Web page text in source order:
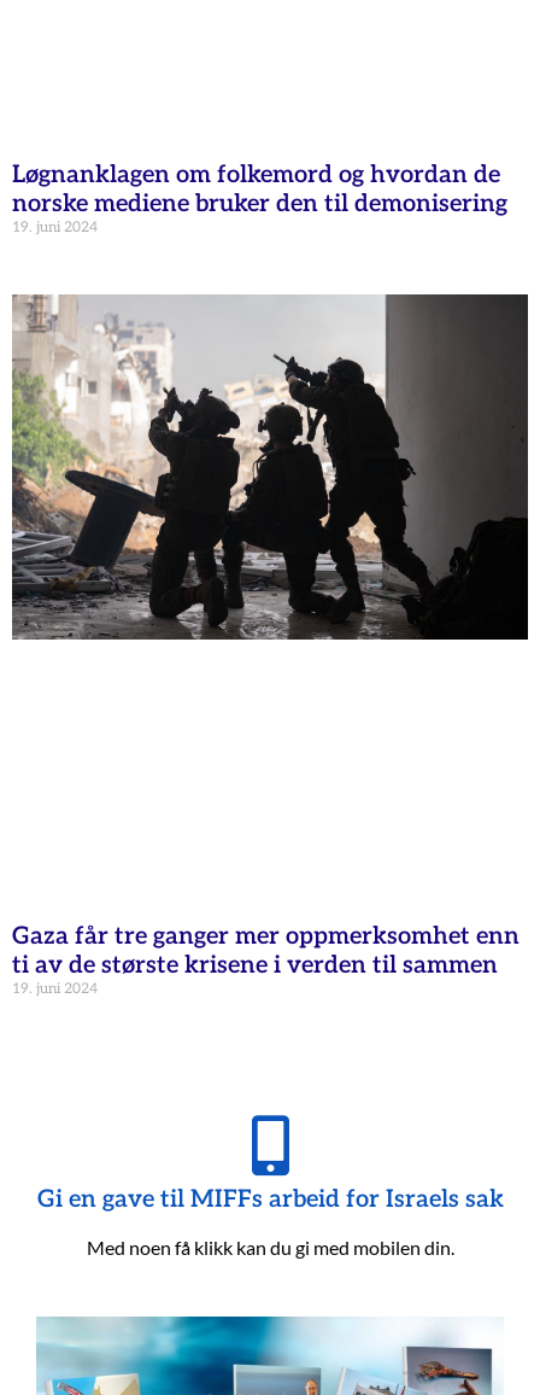
Løgnanklagen om folkemord og hvordan de
norske mediene bruker den til demonisering
19. juni 2024
Gaza får tre ganger mer oppmerksomhet enn
ti av de største krisene i verden til sammen
19. juni 2024
Gi en gave til MIFFs arbeid for Israels sak
Med noen få klikk kan du gi med mobilen din.